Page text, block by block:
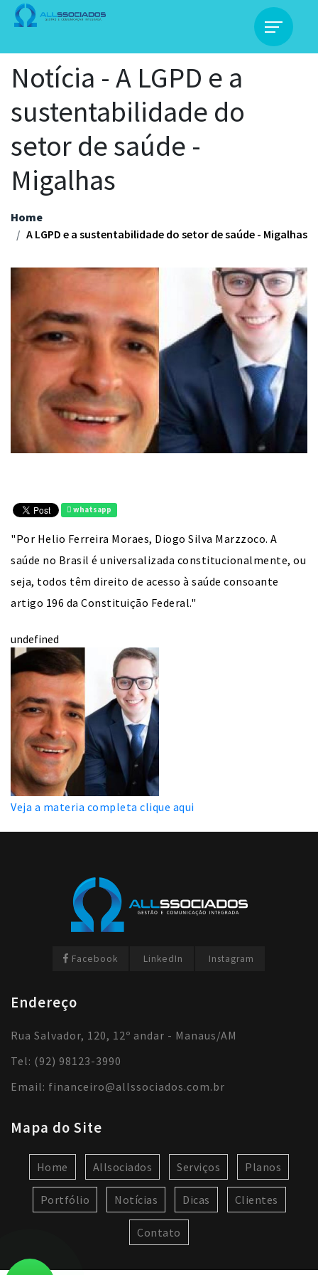
Notícia - A LGPD e a
sustentabilidade do
setor de saúde -
Migalhas
Home
A LGPD e a sustentabilidade do setor de saúde - Migalhas
whatsapp
"Por Helio Ferreira Moraes, Diogo Silva Marzzoco. A
saúde no Brasil é universalizada constitucionalmente, ou
seja, todos têm direito de acesso à saúde consoante
artigo 196 da Constituição Federal."
undefined
Veja a materia completa clique aqui
Facebook LinkedIn Instagram
Endereço
Rua Salvador, 120, 12º andar - Manaus/AM
Tel: (92) 98123-3990
Email: financeiro@allssociados.com.br
Mapa do Site
Home Allsociados Serviços Planos
Portfólio Notícias Dicas Clientes
Contato